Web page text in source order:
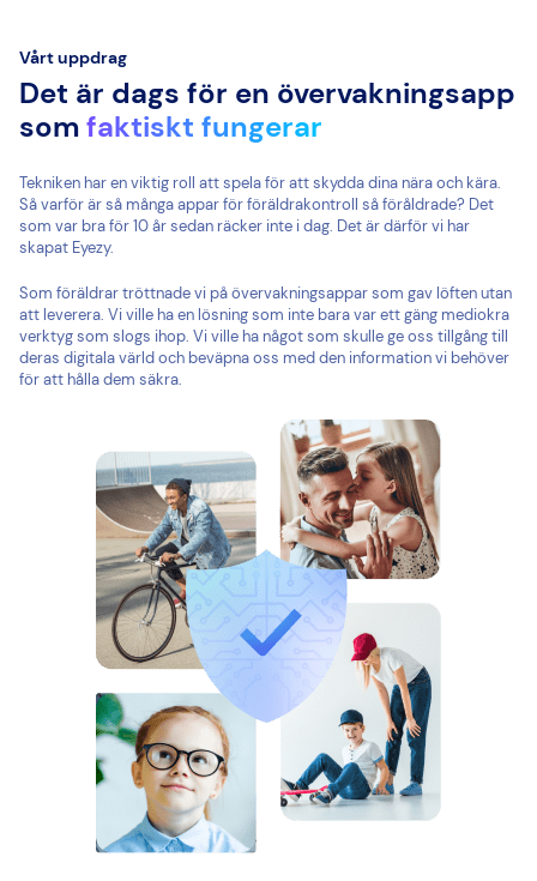
Vårt uppdrag
Det är dags för en övervakningsapp
somfaktiskt fungerar
Tekniken har en viktig roll att spela för att skydda dina nära och kära.
Så varför är så många appar för föräldrakontroll så föråldrade? Det
som var bra för 10 år sedan räcker inte i dag. Det är därför vi har
skapat Eyezy.
Som föräldrar tröttnade vi på övervakningsappar som gav löften utan
att leverera. Vi ville ha en lösning som inte bara var ett gäng mediokra
verktyg som slogs ihop. Vi ville ha något som skulle ge oss tillgång till
deras digitala värld och beväpna oss med den information vi behöver
för att hålla dem säkra.